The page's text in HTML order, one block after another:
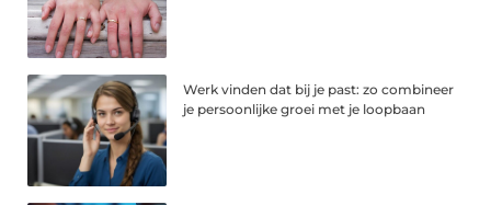
Werk vinden dat bij je past: zo combineer
je persoonlijke groei met je loopbaan